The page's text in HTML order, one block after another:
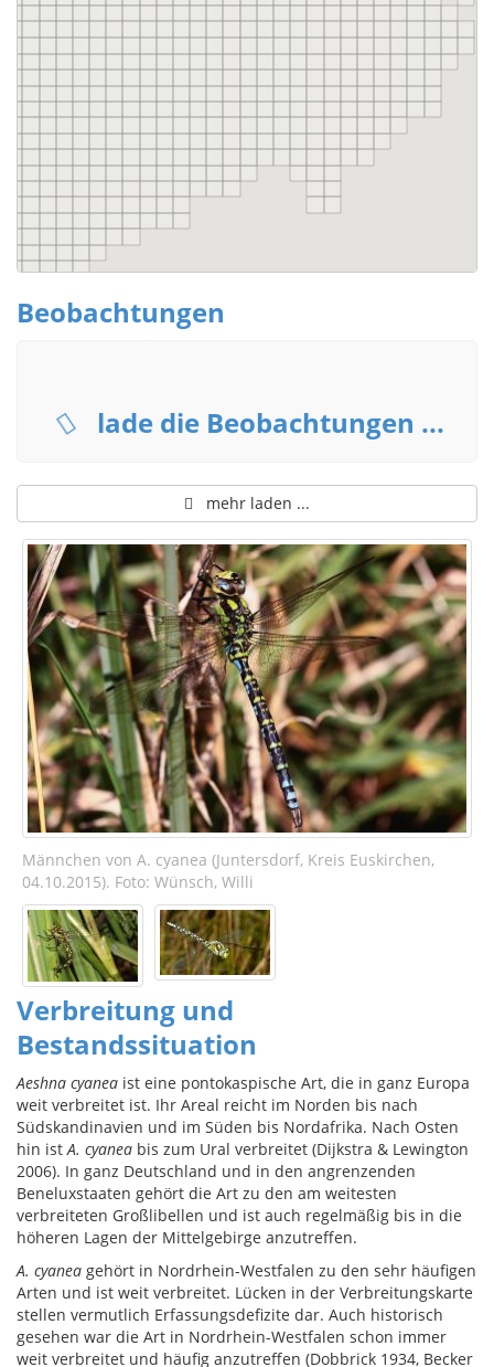
Männchen von A. cyanea (Juntersdorf, Kreis Euskirchen,
04.10.2015). Foto: Wünsch, Willi
Verbreitung und
Bestandssituation
Aeshna cyanea ist eine pontokaspische Art, die in ganz Europa
weit verbreitet ist. Ihr Areal reicht im Norden bis nach
Südskandinavien und im Süden bis Nordafrika. Nach Osten
hin ist A. cyanea bis zum Ural verbreitet (Dijkstra & Lewington
2006). In ganz Deutschland und in den angrenzenden
Beneluxstaaten gehört die Art zu den am weitesten
verbreiteten Großlibellen und ist auch regelmäßig bis in die
höheren Lagen der Mittelgebirge anzutreffen.
A. cyanea gehört in Nordrhein-Westfalen zu den sehr häufigen
Arten und ist weit verbreitet. Lücken in der Verbreitungskarte
stellen vermutlich Erfassungsdefizite dar. Auch historisch
gesehen war die Art in Nordrhein-Westfalen schon immer
weit verbreitet und häufig anzutreffen (Dobbrick 1934, Becker
Beobachtungen
lade die Beobachtungen ...
mehr laden ...